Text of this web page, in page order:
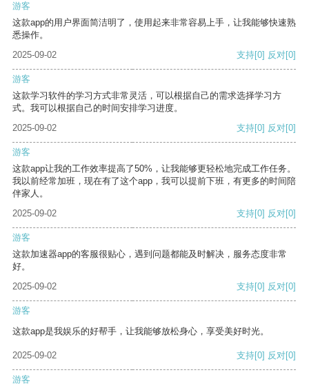
游客
这款app的用户界面简洁明了，使用起来非常容易上手，让我能够快速熟
悉操作。
2025-09-02
支持[0] 反对[0]
游客
这款学习软件的学习方式非常灵活，可以根据自己的需求选择学习方
式。我可以根据自己的时间安排学习进度。
2025-09-02
支持[0] 反对[0]
游客
这款app让我的工作效率提高了50%，让我能够更轻松地完成工作任务。
我以前经常加班，现在有了这个app，我可以提前下班，有更多的时间陪
伴家人。
2025-09-02
支持[0] 反对[0]
游客
这款加速器app的客服很贴心，遇到问题都能及时解决，服务态度非常
好。
2025-09-02
支持[0] 反对[0]
游客
这款app是我娱乐的好帮手，让我能够放松身心，享受美好时光。
2025-09-02 支持[0] 反对[0]
游客